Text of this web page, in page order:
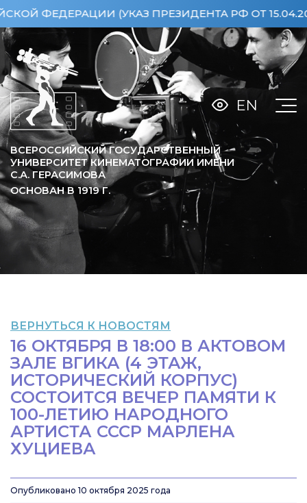
(УКАЗ ПРЕЗИДЕНТА РФ ОТ 15.04.2013
ВСЕРОССИЙСКИЙ ГОСУДАРСТВЕННЫЙ
УНИВЕРСИТЕТ КИНЕМАТОГРАФИИ ИМЕНИ
С.А. ГЕРАСИМОВА
ОСНОВАН В 1919Г.
EN
ВЕРНУТЬСЯ К НОВОСТЯМ
16 ОКТЯБРЯ В 18:00 В АКТОВОМ
ЗАЛЕ ВГИКА (4 ЭТАЖ,
ИСТОРИЧЕСКИЙ КОРПУС)
СОСТОИТСЯ ВЕЧЕР ПАМЯТИ К
100-ЛЕТИЮ НАРОДНОГО
АРТИСТА СССР МАРЛЕНА
ХУЦИЕВА
Опубликовано 10 октября 2025 года